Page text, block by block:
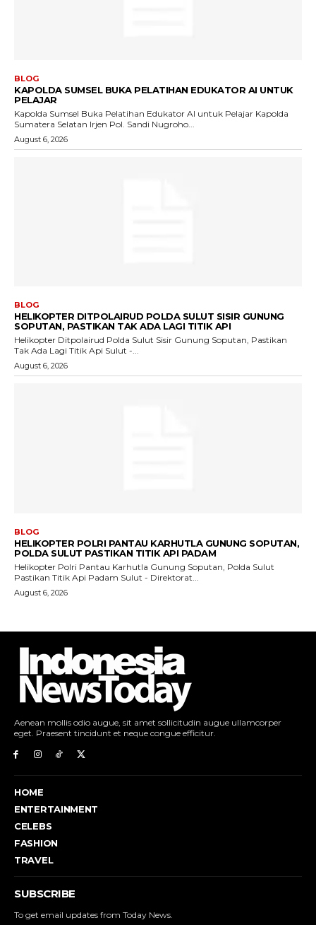
Aenean mollis odio augue, sit amet sollicitudin augue ullamcorper
eget. Praesent tincidunt et neque congue efficitur.
HOME
ENTERTAINMENT
CELEBS
FASHION
TRAVEL
SUBSCRIBE
To get email updates from Today News.